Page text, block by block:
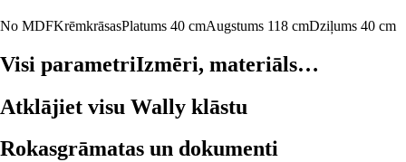
No MDFKrēmkrāsasPlatums 40 cmAugstums 118 cmDziļums 40 cm
Visi parametriIzmēri, materiāls…
Atklājiet visu Wally klāstu
Rokasgrāmatas un dokumenti